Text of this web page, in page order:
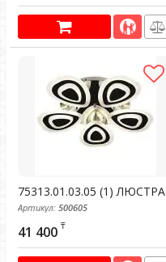
75313.01.03.05 (1) ЛЮСТРА
Артикул: 500605
41 400 ₸